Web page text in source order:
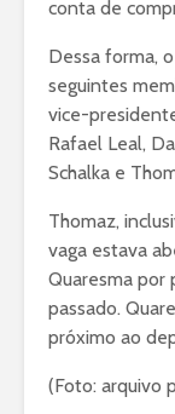
conta de
Dessa forma,
seguintes
vice-
Rafael Leal,
Schalka e
Thomaz,
vaga estava
Quaresma por
passado.
próximo ao
(Foto: arquivo